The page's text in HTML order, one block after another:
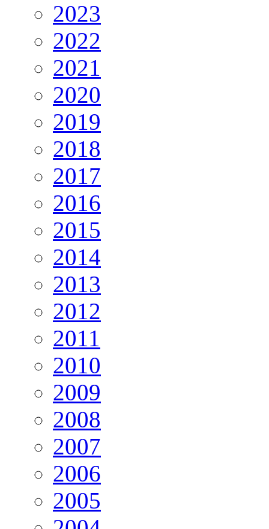
2023
2022
2021
2020
2019
2018
2017
2016
2015
2014
2013
2012
2011
2010
2009
2008
2007
2006
2005